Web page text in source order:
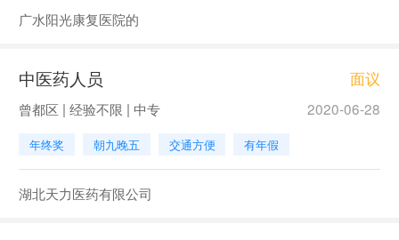
广水阳光康复医院的
中医药人员 面议
曾都区 | 经验不限 | 中专 2020-06-28
年终奖 朝九晚五 交通方便 有年假
湖北天力医药有限公司